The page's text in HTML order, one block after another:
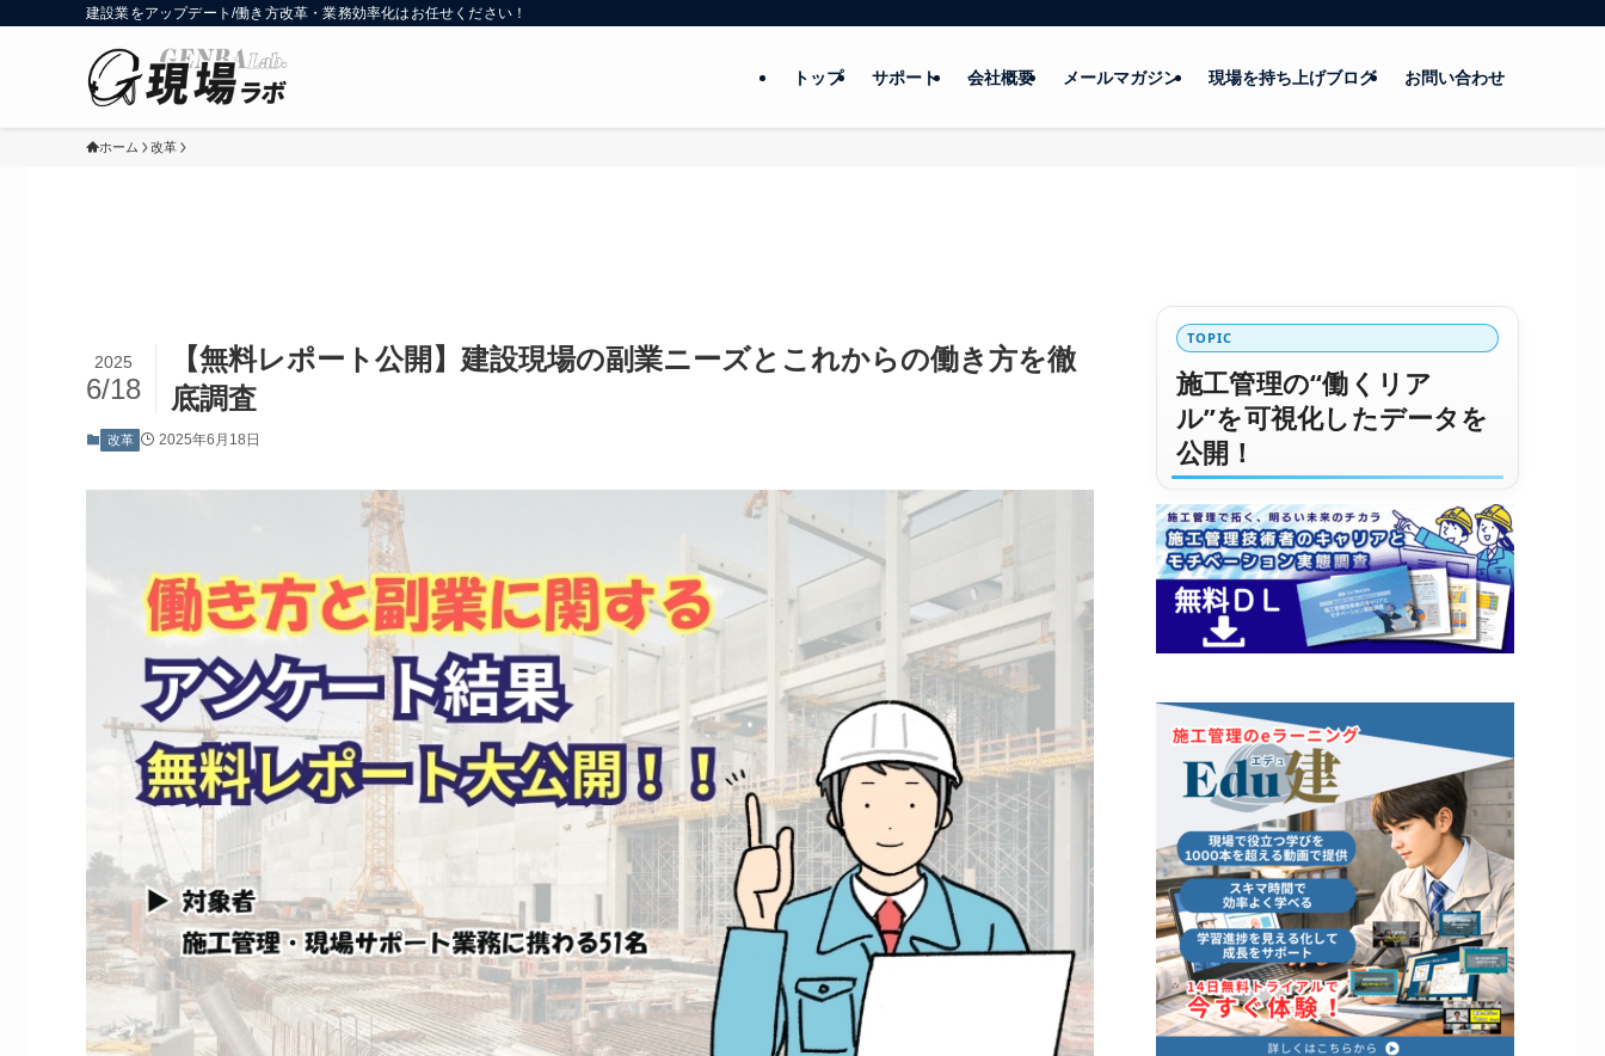
建設業をアップデート/働き方改革・業務効率化はお任せください！
トップ サポート 会社概要 メールマガジン 現場を持ち上げブログ お問い合わせ
ホーム 改革
【無料レポート公開】建設現場の副業ニーズとこれからの働き方を徹
底調査
2025
6/18
改革 2025年6月18日
TOPIC
施工管理の“働くリア
ル”を可視化したデータを
公開！